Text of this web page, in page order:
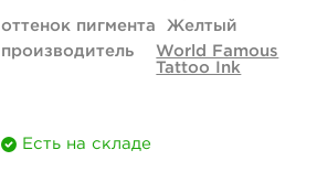
купить купить
оттенок пигмента
Желтый
производитель
World Famous
Tattoo Ink
Есть на складе